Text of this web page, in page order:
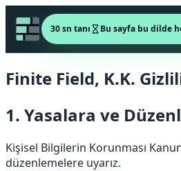
30 sn tanı Bu sayfa bu dilde
Finite Field, K.K.
1. Yasalara ve
Kişisel Bilgilerin Korunması
düzenlemelere uyarız.